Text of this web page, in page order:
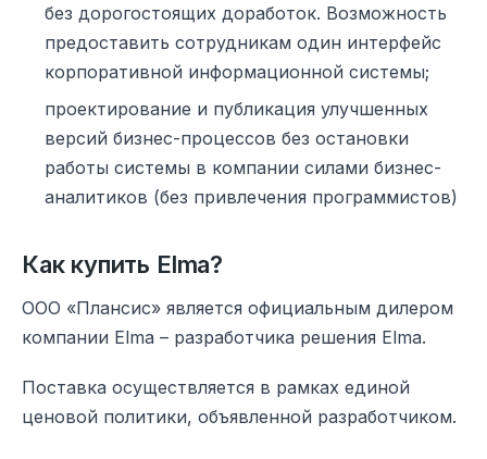
без дорогостоящих доработок. Возможность
предоставить сотрудникам один интерфейс
корпоративной информационной системы;
проектирование и публикация улучшенных
версий бизнес-процессов без остановки
работы системы в компании силами бизнес-
аналитиков (без привлечения программистов)
Как купить Elma?
ООО «Плансис» является официальным дилером
компании Elma – разработчика решения Elma.
Поставка осуществляется в рамках единой
ценовой политики, объявленной разработчиком.